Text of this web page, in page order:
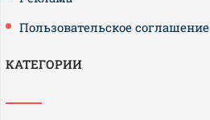
Пользовательское соглашение
КАТЕГОРИИ